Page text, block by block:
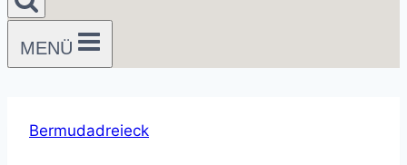
MENÜ
Bermudadreieck